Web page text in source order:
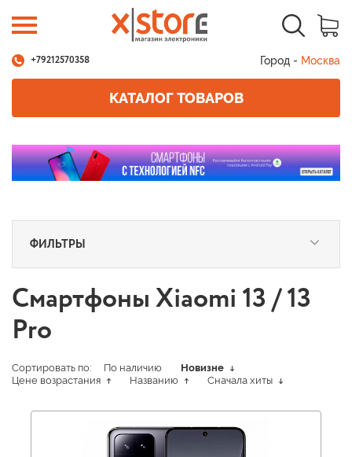
+79212570358 Город - Москва
КАТАЛОГ ТОВАРОВ
ФИЛЬТРЫ
Смартфоны Xiaomi 13 / 13
Pro
Сортировать по: По наличию
Новизне
Цене возрастания
Названию Сначала хиты